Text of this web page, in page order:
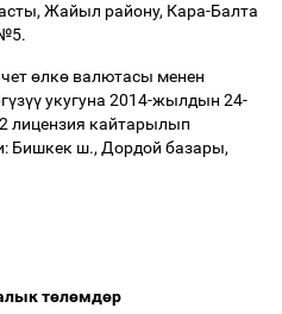
Жайыл району, Кара-Балта
өлкө валютасы менен
үзүүукугуна 2014-жылдын 24-
лицензия кайтарылып
Бишкек ш., Дордой базары,
төлөмдөр